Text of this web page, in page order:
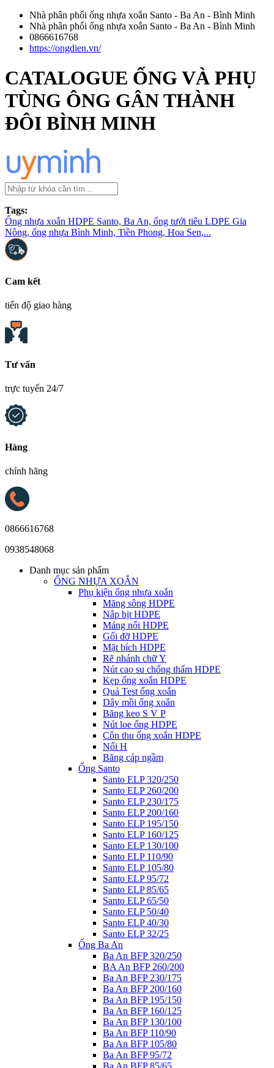
Nhà phân phối ống nhựa xoắn Santo - Ba An - Bình Minh
Nhà phân phối ống nhựa xoắn Santo - Ba An - Bình Minh
0866616768
https://ongdien.vn/
CATALOGUE ỐNG VÀ PHỤ
TÙNG ÔNG GÂN THÀNH
ĐÔI BÌNH MINH
Tags:
Ống nhựa xoắn HDPE Santo, Ba An, ống tưới tiêu LDPE Gia
Nông, ống nhựa Bình Minh, Tiền Phong, Hoa Sen,...
Cam kết
tiến độ giao hàng
Tư vấn
trực tuyến 24/7
Hàng
chính hãng
0866616768
0938548068
Danh mục sản phẩm
ỐNG NHỰA XOẮN
Phụ kiện ống nhựa xoắn
Măng sông HDPE
Nắp bịt HDPE
Máng nối HDPE
Gối đỡ HDPE
Mặt bích HDPE
Rẽ nhánh chữ Y
Nút cao su chống thấm HDPE
Kẹp ống xoắn HDPE
Quả Test ống xoắn
Dây mồi ống xoắn
Băng keo S V P
Nút loe ống HDPE
Côn thu ống xoắn HDPE
Nối H
Băng cáp ngầm
Ống Santo
Santo ELP 320/250
Santo ELP 260/200
Santo ELP 230/175
Santo ELP 200/160
Santo ELP 195/150
Santo ELP 160/125
Santo ELP 130/100
Santo ELP 110/90
Santo ELP 105/80
Santo ELP 95/72
Santo ELP 85/65
Santo ELP 65/50
Santo ELP 50/40
Santo ELP 40/30
Santo ELP 32/25
Ống Ba An
Ba An BFP 320/250
BA An BFP 260/200
Ba An BFP 230/175
Ba An BFP 200/160
Ba An BFP 195/150
Ba An BFP 160/125
Ba An BFP 130/100
Ba An BFP 110/90
Ba An BFP 105/80
Ba An BFP 95/72